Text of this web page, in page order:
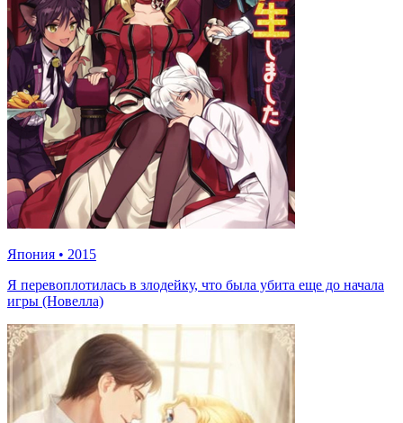
Япония • 2015
Я перевоплотилась в злодейку, что была убита еще до начала
игры (Новелла)